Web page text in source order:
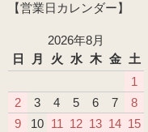
【営業日カレンダー】
2026年8月
日
月 火 水 木 金
土
1
2
3 4 5 6 7
8
9
10 11 12 13 14 15